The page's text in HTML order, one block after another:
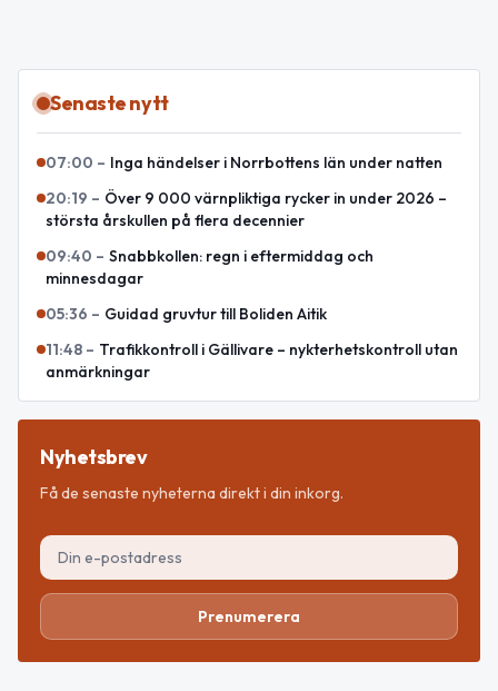
Senaste nytt
07:00 – Inga händelser i Norrbottens län under natten
20:19 – Över 9 000 värnpliktiga rycker in under 2026 –
största årskullen på flera decennier
09:40 – Snabbkollen: regn i eftermiddag och
minnesdagar
05:36 – Guidad gruvtur till Boliden Aitik
11:48 – Trafikkontroll i Gällivare – nykterhetskontroll utan
anmärkningar
Nyhetsbrev
Få de senaste nyheterna direkt i din inkorg.
Prenumerera